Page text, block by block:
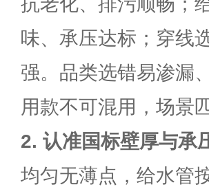
味、承压达标；穿线
强。品类选错易渗漏
用款不可混用，场景
2. 认准国标壁厚与承
均匀无薄点，给水管